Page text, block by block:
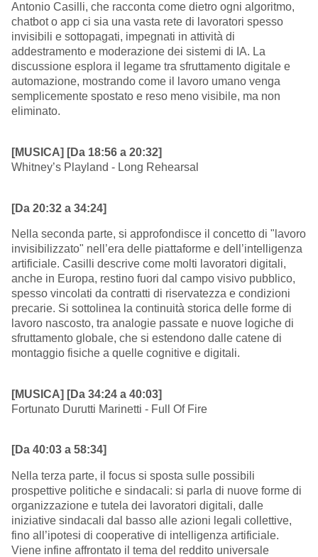
Antonio Casilli, che racconta come dietro ogni algoritmo,
chatbot o app ci sia una vasta rete di lavoratori spesso
invisibili e sottopagati, impegnati in attività di
addestramento e moderazione dei sistemi di IA. La
discussione esplora il legame tra sfruttamento digitale e
automazione, mostrando come il lavoro umano venga
semplicemente spostato e reso meno visibile, ma non
eliminato.
[MUSICA] [Da 18:56 a 20:32]
Whitney’s Playland - Long Rehearsal
[Da 20:32 a 34:24]
Nella seconda parte, si approfondisce il concetto di "lavoro
invisibilizzato" nell’era delle piattaforme e dell’intelligenza
artificiale. Casilli descrive come molti lavoratori digitali,
anche in Europa, restino fuori dal campo visivo pubblico,
spesso vincolati da contratti di riservatezza e condizioni
precarie. Si sottolinea la continuità storica delle forme di
lavoro nascosto, tra analogie passate e nuove logiche di
sfruttamento globale, che si estendono dalle catene di
montaggio fisiche a quelle cognitive e digitali.
[MUSICA] [Da 34:24 a 40:03]
Fortunato Durutti Marinetti - Full Of Fire
[Da 40:03 a 58:34]
Nella terza parte, il focus si sposta sulle possibili
prospettive politiche e sindacali: si parla di nuove forme di
organizzazione e tutela dei lavoratori digitali, dalle
iniziative sindacali dal basso alle azioni legali collettive,
fino all’ipotesi di cooperative di intelligenza artificiale.
Viene infine affrontato il tema del reddito universale